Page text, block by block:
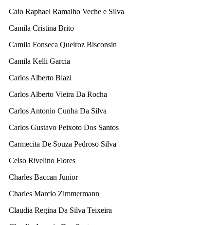
Caio Raphael Ramalho Veche e Silva
Camila Cristina Brito
Camila Fonseca Queiroz Bisconsin
Camila Kelli Garcia
Carlos Alberto Biazi
Carlos Alberto Vieira Da Rocha
Carlos Antonio Cunha Da Silva
Carlos Gustavo Peixoto Dos Santos
Carmecita De Souza Pedroso Silva
Celso Rivelino Flores
Charles Baccan Junior
Charles Marcio Zimmermann
Claudia Regina Da Silva Teixeira